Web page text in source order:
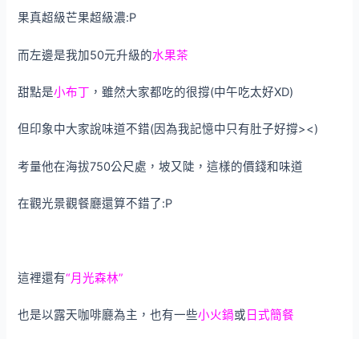
果真超級芒果超級濃:P
而左邊是我加50元升級的水果茶
甜點是小布丁 ，雖然大家都吃的很撐(中午吃太好XD)
但印象中大家說味道不錯(因為我記憶中只有肚子好撐><)
考量他在海拔750公尺處，坡又陡，這樣的價錢和味道
在觀光景觀餐廳還算不錯了:P
這裡還有“月光森林”
也是以露天咖啡廳為主，也有一些小火鍋或 日式簡餐